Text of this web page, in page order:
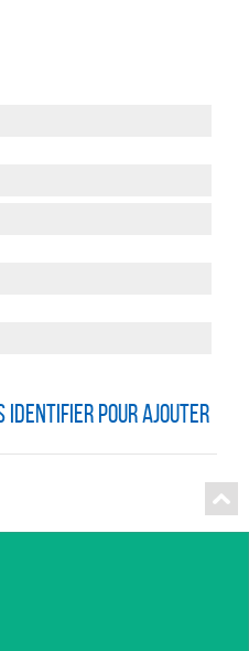
identifier pour ajouter